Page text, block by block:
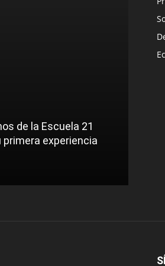
de la Escuela 21
primera experiencia